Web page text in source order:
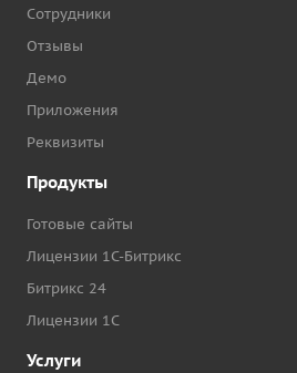
Сотрудники
Отзывы
Демо
Приложения
Реквизиты
Продукты
Готовые сайты
Лицензии 1С-Битрикс
Битрикс 24
Лицензии 1С
Услуги